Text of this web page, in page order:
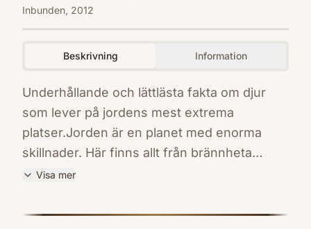
Inbunden, 2012
Beskrivning Information
Underhållande och lättlästa fakta om djur
som lever på jordens mest extrema
platser.Jorden är en planet med enorma
skillnader. Här finns allt från brännheta
öknar till iskalla poler. Här finns berg som
djupa. Och överallt anpassar sig djur och
Visa mer
9789163870033